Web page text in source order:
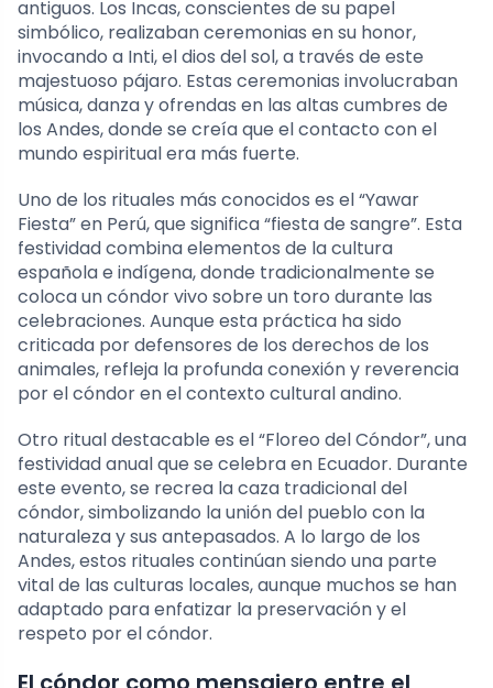
antiguos. Los Incas, conscientes de su papel
simbólico, realizaban ceremonias en su honor,
invocando a Inti, el dios del sol, a través de este
majestuoso pájaro. Estas ceremonias involucraban
música, danza y ofrendas en las altas cumbres de
los Andes, donde se creía que el contacto con el
mundo espiritual era más fuerte.
Uno de los rituales más conocidos es el “Yawar
Fiesta” en Perú, que significa “fiesta de sangre”. Esta
festividad combina elementos de la cultura
española e indígena, donde tradicionalmente se
coloca un cóndor vivo sobre un toro durante las
celebraciones. Aunque esta práctica ha sido
criticada por defensores de los derechos de los
animales, refleja la profunda conexión y reverencia
por el cóndor en el contexto cultural andino.
Otro ritual destacable es el “Floreo del Cóndor”, una
festividad anual que se celebra en Ecuador. Durante
este evento, se recrea la caza tradicional del
cóndor, simbolizando la unión del pueblo con la
naturaleza y sus antepasados. A lo largo de los
Andes, estos rituales continúan siendo una parte
vital de las culturas locales, aunque muchos se han
adaptado para enfatizar la preservación y el
respeto por el cóndor.